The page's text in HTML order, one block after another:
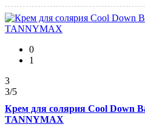
0
1
3
3/5
Крем для солярия Cool Down
TANNYMAX